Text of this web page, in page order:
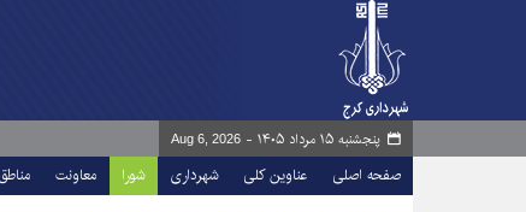
پنجشنبه ۱۵ مرداد ۱۴۰۵ - Aug 6, 2026
صفحه اصلی عناوین کلی شهرداری شورا معاونت مناطق